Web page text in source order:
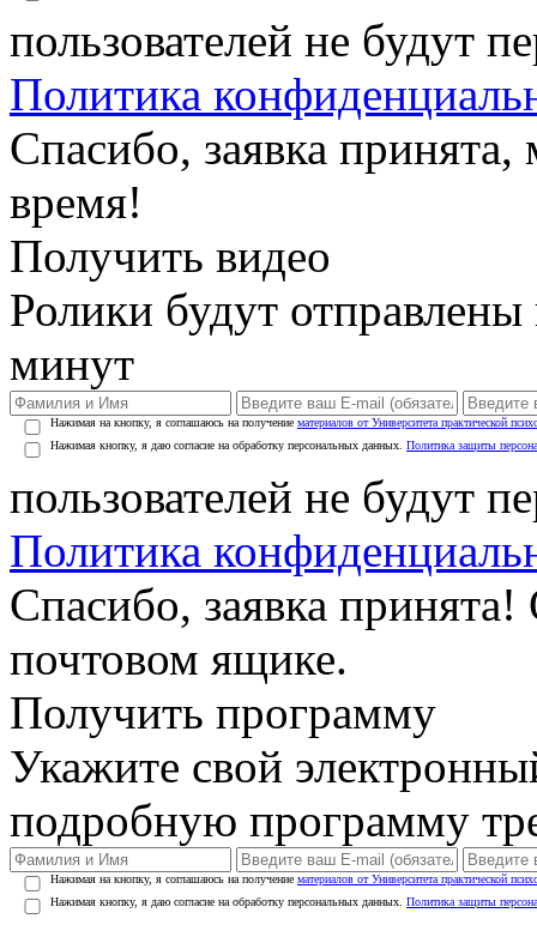
пользователей не будут
Политика
Спасибо, заявка
время!
Получить видео
Ролики будут
минут
Нажимая на кнопку, я соглашаюсь на получение материалов от Университета практической
Нажимая кнопку, я даю согласие на обработку персональных данных. Политика защиты
пользователей не будут
Политика
Спасибо, заявка
почтовом ящике.
Получить программу
Укажите свой
подробную программу
Нажимая на кнопку, я соглашаюсь на получение материалов от Университета практической
Нажимая кнопку, я даю согласие на обработку персональных данных. Политика защиты